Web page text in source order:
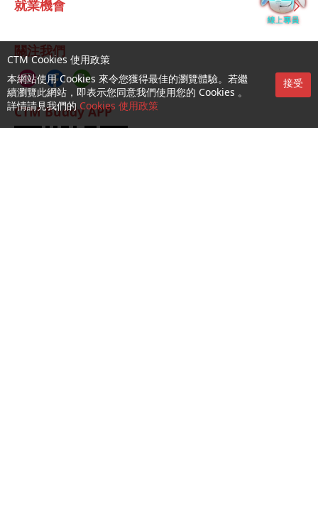
就業機會
關注我們
CTM Buddy APP
CTM Cookies 使用政策
本網站使用 Cookies 來令您獲得最佳的瀏覽體驗。若繼
續瀏覽此網站，即表示您同意我們使用您的 Cookies 。
詳情請見我們的 Cookies 使用政策
接受